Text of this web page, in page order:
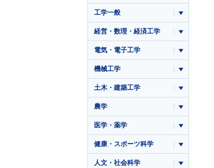
工学一般
経営・数理・経済工学
電気・電子工学
機械工学
土木・建築工学
農学
医学・薬学
健康・スポーツ科学
人文・社会科学